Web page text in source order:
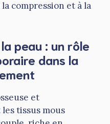
compression et à la
peau : un rôle
dans la
et
tissus mous